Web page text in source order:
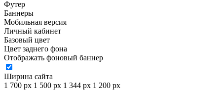
Футер
Баннеры
Мобильная версия
Личный кабинет
Базовый цвет
Цвет заднего фона
Отображать фоновый баннер
Ширина сайта
1 700 px 1 500 px 1 344 px 1 200 px